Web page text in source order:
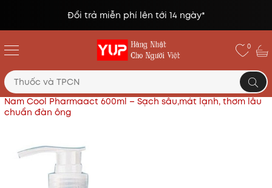
Đổi trả miễn phí lên tới 14 ngày*
0
Trang chủ Sữa tắm
Sữa Tắm Bạc Hà Mát Lạnh Cho
Nam Cool Pharmaact 600ml – Sạch sâu,mát lạnh, thơm lâu
chuẩn đàn ông